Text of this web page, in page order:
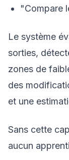
"Compare
Le système
sorties,
zones de
des
et une
Sans cette
aucun